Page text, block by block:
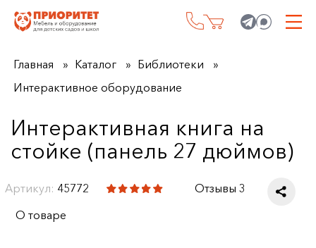
Главная Каталог
Библиотеки
Интерактивное оборудование
Интерактивная книга на
стойке (панель 27 дюймов)
Артикул: 45772
Отзывы 3
О товаре